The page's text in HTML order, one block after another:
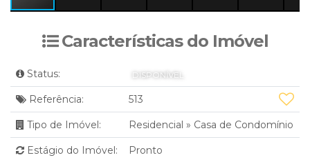
Características do Imóvel
Status: DISPONÍVEL
Referência: 513
Tipo de Imóvel: Residencial » Casa de Condomínio
Estágio do Imóvel: Pronto